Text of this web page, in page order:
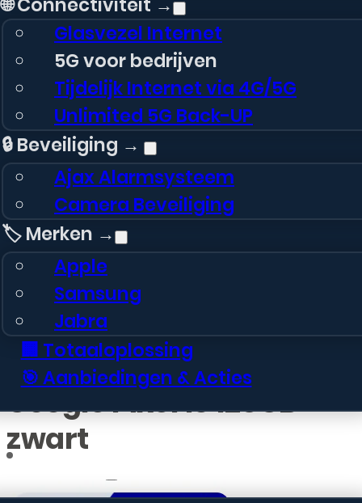
Glasvezel Internet
5G voor bedrijven
Tijdelijk Internet via 4G/5G
Unlimited 5G Back-UP
🔒 Beveiliging →
Ajax Alarmsysteem
Camera Beveiliging
🏷️ Merken →
Apple
Samsung
Jabra
🏢 Totaaloplossing
🎯 Aanbiedingen & Acties
Google Pixel 10 128GB
zwart